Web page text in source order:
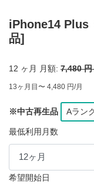
iPhone14 Plus
品]
12 ヶ月 月額: 7,480 円
13ヶ月目〜 4,480 円/月
※中古再生品 Aラン
最低利用月数
希望開始日